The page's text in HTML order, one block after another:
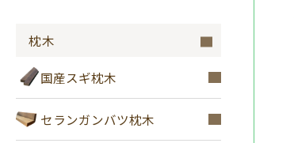
枕木
国産スギ枕木
セランガンバツ枕木